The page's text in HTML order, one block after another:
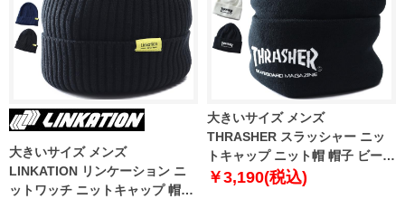
大きいサイズ メンズ
LINKATION リンケーション ニ
ットワッチ ニットキャップ 帽子
大きいサイズ メンズ
THRASHER スラッシャー ニッ
トキャップ ニット帽 帽子 ビーニ
ー dw1494
￥3,190(税込)